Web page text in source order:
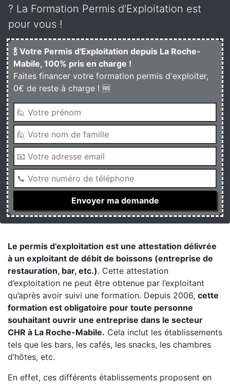
? La Formation Permis d'Exploitation est
pour vous !
🍾 Votre Permis d'Exploitation depuis La Roche-
Mabile, 100% pris en charge !
Faites financer votre formation permis d'exploiter,
0€ de reste à charge ! 🆓
Le permis d’exploitation est une attestation délivrée
à un exploitant de débit de boissons (entreprise de
restauration, bar, etc.). Cette attestation
d’exploitation ne peut être obtenue par l’exploitant
qu’après avoir suivi une formation. Depuis 2006, cette
formation est obligatoire pour toute personne
souhaitant ouvrir une entreprise dans le secteur
CHR à La Roche-Mabile. Cela inclut les établissements
tels que les bars, les cafés, les snacks, les chambres
d’hôtes, etc.
En effet, ces différents établissements proposent en